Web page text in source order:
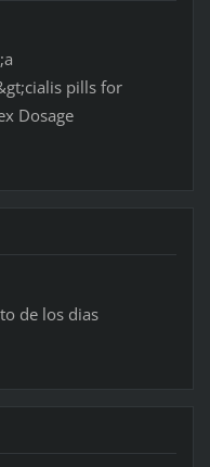
pills for
Dosage
de los dias